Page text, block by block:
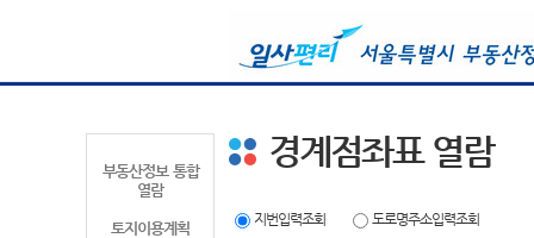
부동산정보 통합
열람
토지이용계획
경계점좌표 열람
지번입력조회 도로명주소입력조회